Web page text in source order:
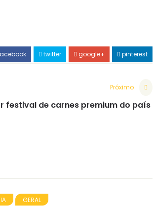
twitter google+ pinterest
Próximo
festival de carnes premium do país
GERAL